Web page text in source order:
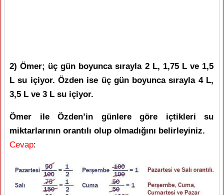
2) Ömer; üç gün boyunca sırayla 2 L, 1,75 L ve 1,5
L su içiyor. Özden ise üç gün boyunca sırayla 4 L,
3,5 L ve 3 L su içiyor.
Ömer ile Özden’in günlere göre içtikleri su
miktarlarının orantılı olup olmadığını belirleyiniz.
Cevap: